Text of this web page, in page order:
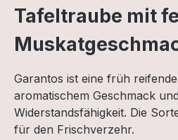
Tafeltraube mit
Garantos ist eine früh
aromatischem Geschmack
Widerstandsfähigkeit. Die
für den Frischverzehr.